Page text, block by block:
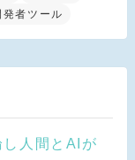
発者ツール
人間とAIが